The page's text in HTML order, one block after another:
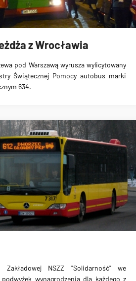
z Wrocławia
pod Warszawą wyrusza wylicytowany
Świątecznej Pomocy autobus marki
634.
NSZZ "Solidarność" we
wynagrodzenia dla każdego z